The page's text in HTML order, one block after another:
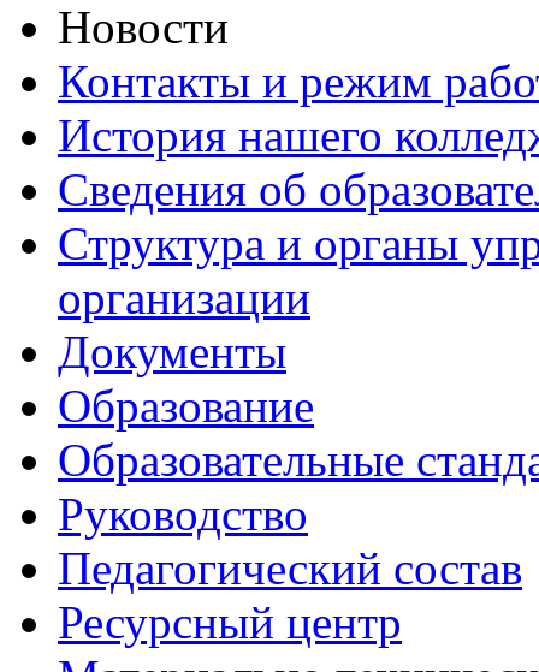
Новости
Контакты и режим
История нашего
Сведения об
Структура и органы
организации
Документы
Образование
Образовательные
Руководство
Педагогический состав
Ресурсный центр